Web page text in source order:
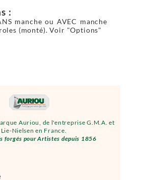
Auriou, de l'entreprise G.M.A. et
Nielsen en France.
forgés pour Artistes depuis 1856
:
manche ou AVEC manche
(monté). Voir "Options"